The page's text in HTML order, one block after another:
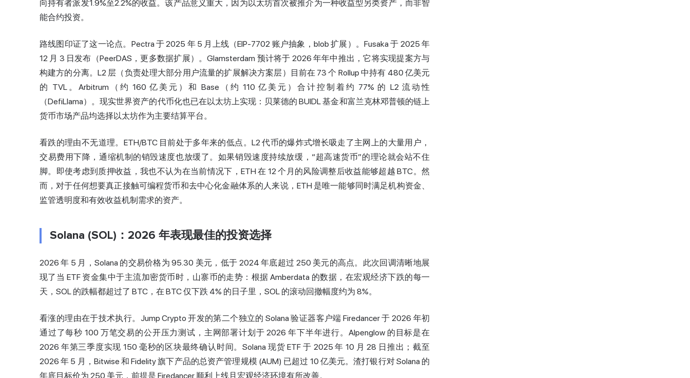
向持有者派发1.9%至2.2%的收益。该产品意义重大，因为以太坊首次被推介为一种收益型另类资产，而非智
能合约投资。
路线图印证了这一论点。Pectra 于 2025 年 5 月上线（EIP-7702 账户抽象，blob 扩展）。Fusaka 于 2025 年
12 月 3 日发布（PeerDAS，更多数据扩展）。Glamsterdam 预计将于 2026 年年中推出，它将实现提案方与
构建方的分离。L2 层（负责处理大部分用户流量的扩展解决方案层）目前在 73 个 Rollup 中持有 480 亿美元
的 TVL。Arbitrum（约 160 亿美元）和 Base（约 110 亿美元）合计控制着约 77% 的 L2 流动性
（DefiLlama）。现实世界资产的代币化也已在以太坊上实现：贝莱德的 BUIDL 基金和富兰克林邓普顿的链上
货币市场产品均选择以太坊作为主要结算平台。
看跌的理由不无道理。ETH/BTC 目前处于多年来的低点。L2 代币的爆炸式增长吸走了主网上的大量用户，
交易费用下降，通缩机制的销毁速度也放缓了。如果销毁速度持续放缓，“超高速货币”的理论就会站不住
脚。即使考虑到质押收益，我也不认为在当前情况下，ETH 在 12 个月的风险调整后收益能够超越 BTC。然
而，对于任何想要真正接触可编程货币和去中心化金融体系的人来说，ETH 是唯一能够同时满足机构资金、
监管透明度和有效收益机制需求的资产。
Solana (SOL)：2026 年表现最佳的投资选择
2026 年 5 月，Solana 的交易价格为 95.30 美元，低于 2024 年底超过 250 美元的高点。此次回调清晰地展
现了当 ETF 资金集中于主流加密货币时，山寨币的走势：根据 Amberdata 的数据，在宏观经济下跌的每一
天，SOL 的跌幅都超过了 BTC，在 BTC 仅下跌 4% 的日子里，SOL 的滚动回撤幅度约为 8%。
看涨的理由在于技术执行。Jump Crypto 开发的第二个独立的 Solana 验证器客户端 Firedancer 于 2026 年初
通过了每秒 100 万笔交易的公开压力测试，主网部署计划于 2026 年下半年进行。Alpenglow 的目标是在
2026 年第三季度实现 150 毫秒的区块最终确认时间。Solana 现货 ETF 于 2025 年 10 月 28 日推出；截至
2026 年 5 月，Bitwise 和 Fidelity 旗下产品的总资产管理规模 (AUM) 已超过 10 亿美元。渣打银行对 Solana 的
年底目标价为 250 美元，前提是 Firedancer 顺利上线且宏观经济环境有所改善。